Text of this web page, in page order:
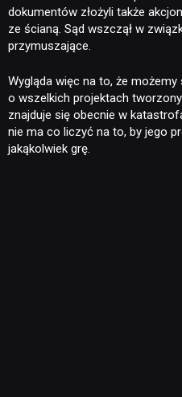
JUŻ
SKLEP
dokumentów złożyli także
ze ścianą. Sąd wszczął w
przymuszające.
Wygląda więc na to, że
o wszelkich projektach
znajduje się obecnie w
nie ma co liczyć na to, by jego
jakąkolwiek grę.